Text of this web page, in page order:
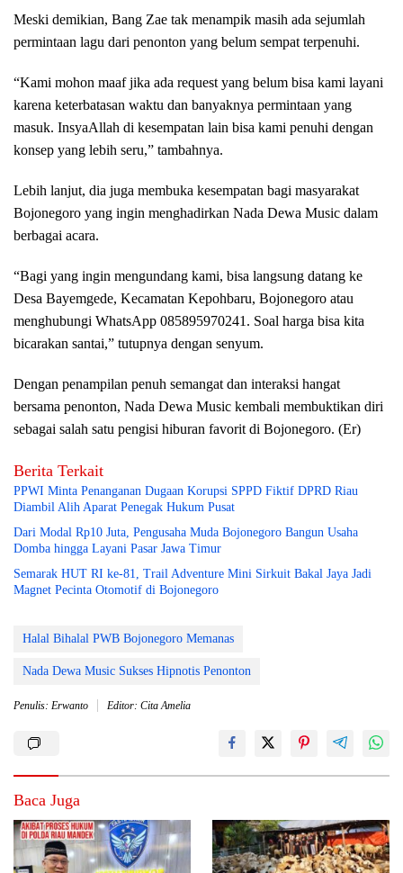
Meski demikian, Bang Zae tak menampik masih ada sejumlah
permintaan lagu dari penonton yang belum sempat terpenuhi.
“Kami mohon maaf jika ada request yang belum bisa kami layani
karena keterbatasan waktu dan banyaknya permintaan yang
masuk. InsyaAllah di kesempatan lain bisa kami penuhi dengan
konsep yang lebih seru,” tambahnya.
Lebih lanjut, dia juga membuka kesempatan bagi masyarakat
Bojonegoro yang ingin menghadirkan Nada Dewa Music dalam
berbagai acara.
“Bagi yang ingin mengundang kami, bisa langsung datang ke
Desa Bayemgede, Kecamatan Kepohbaru, Bojonegoro atau
menghubungi WhatsApp 085895970241. Soal harga bisa kita
bicarakan santai,” tutupnya dengan senyum.
Dengan penampilan penuh semangat dan interaksi hangat
bersama penonton, Nada Dewa Music kembali membuktikan diri
sebagai salah satu pengisi hiburan favorit di Bojonegoro. (Er)
Berita Terkait
PPWI Minta Penanganan Dugaan Korupsi SPPD Fiktif DPRD Riau
Diambil Alih Aparat Penegak Hukum Pusat
Dari Modal Rp10 Juta, Pengusaha Muda Bojonegoro Bangun Usaha
Domba hingga Layani Pasar Jawa Timur
Semarak HUT RI ke-81, Trail Adventure Mini Sirkuit Bakal Jaya Jadi
Magnet Pecinta Otomotif di Bojonegoro
Halal Bihalal PWB Bojonegoro Memanas
Nada Dewa Music Sukses Hipnotis Penonton
Penulis: Erwanto Editor: Cita Amelia
Baca Juga